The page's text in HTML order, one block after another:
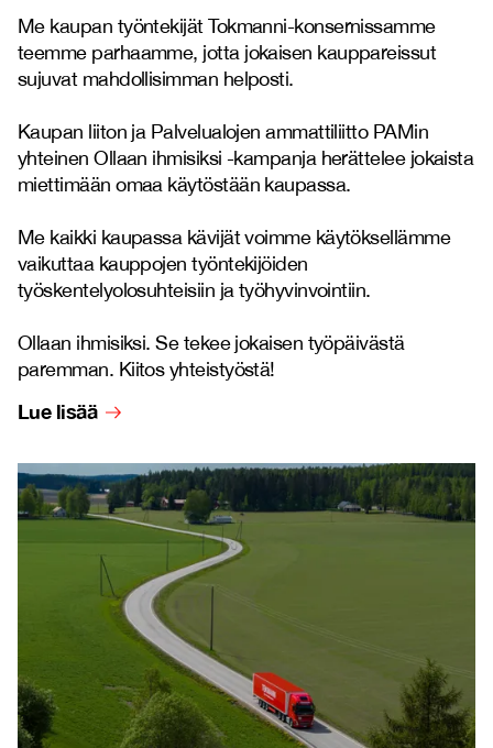
Me kaupan työntekijät Tokmanni-konsernissamme
teemme parhaamme, jotta jokaisen kauppareissut
sujuvat mahdollisimman helposti.
Kaupan liiton ja Palvelualojen ammattiliitto PAMin
yhteinen Ollaan ihmisiksi -kampanja herättelee jokaista
miettimään omaa käytöstään kaupassa.
Me kaikki kaupassa kävijät voimme käytöksellämme
vaikuttaa kauppojen työntekijöiden
työskentelyolosuhteisiin ja työhyvinvointiin.
Ollaan ihmisiksi. Se tekee jokaisen työpäivästä
paremman. Kiitos yhteistyöstä!
Lue lisää